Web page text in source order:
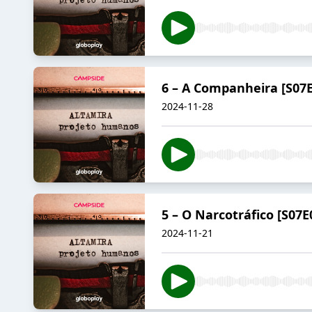
6 – A Companheira
2024-11-28
5 – O Narcotráfico
2024-11-21